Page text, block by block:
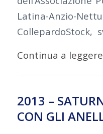
Latina-Anzio-
CollepardoStock,
Continua a leggere
2013 –
CON GLI